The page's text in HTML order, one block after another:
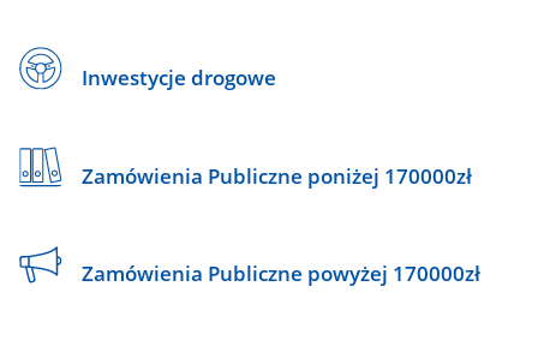
Inwestycje drogowe
Zamówienia Publiczne poniżej 170000zł
Zamówienia Publiczne powyżej 170000zł